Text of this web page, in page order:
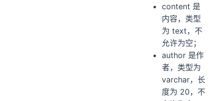
content 是
内容，类型
为 text，不
允许为空；
author 是作
者，类型为
varchar，长
度为 20，不